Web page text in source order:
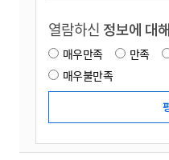
열람하신 정보에 대
매우만족 만족
매우불만족